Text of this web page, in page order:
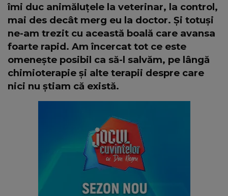
îmi duc animăluțele la veterinar, la control,
mai des decât merg eu la doctor. Și totuși
ne-am trezit cu această boală care avansa
foarte rapid. Am încercat tot ce este
omenește posibil ca să-l salvăm, pe lângă
chimioterapie și alte terapii despre care
nici nu știam că există.